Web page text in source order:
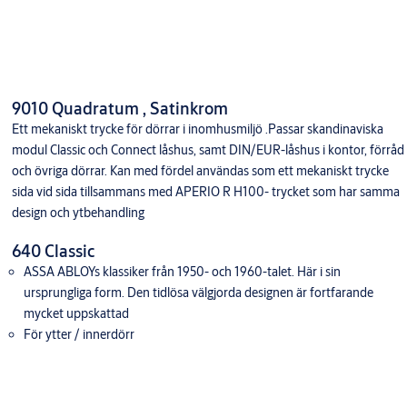
9010 Quadratum , Satinkrom
Ett mekaniskt trycke för dörrar i inomhusmiljö .Passar skandinaviska
modul Classic och Connect låshus, samt DIN/EUR-låshus i kontor, förråd
och övriga dörrar. Kan med fördel användas som ett mekaniskt trycke
sida vid sida tillsammans med APERIO R H100- trycket som har samma
design och ytbehandling
640 Classic
ASSA ABLOYs klassiker från 1950- och 1960-talet. Här i sin
ursprungliga form. Den tidlösa välgjorda designen är fortfarande
mycket uppskattad
För ytter / innerdörr